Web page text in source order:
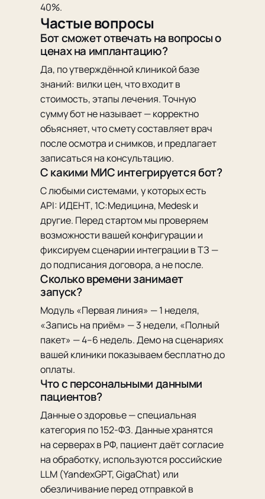
40%.
Частые вопросы
Бот сможет отвечать на вопросы о
ценах на имплантацию?
Да, по утверждённой клиникой базе
знаний: вилки цен, что входит в
стоимость, этапы лечения. Точную
сумму бот не называет — корректно
объясняет, что смету составляет врач
после осмотра и снимков, и предлагает
записаться на консультацию.
С какими МИС интегрируется бот?
С любыми системами, у которых есть
API: ИДЕНТ, 1С:Медицина, Medesk и
другие. Перед стартом мы проверяем
возможности вашей конфигурации и
фиксируем сценарии интеграции в ТЗ —
до подписания договора, а не после.
Сколько времени занимает
запуск?
Модуль «Первая линия» — 1 неделя,
«Запись на приём» — 3 недели, «Полный
пакет» — 4–6 недель. Демо на сценариях
вашей клиники показываем бесплатно до
оплаты.
Что с персональными данными
пациентов?
Данные о здоровье — специальная
категория по 152-ФЗ. Данные хранятся
на серверах в РФ, пациент даёт согласие
на обработку, используются российские
LLM (YandexGPT, GigaChat) или
обезличивание перед отправкой в